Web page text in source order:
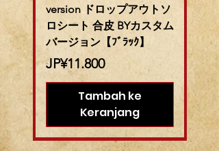
version ドロップアウトソ
ロシート 合皮 BYカスタム
バージョン【ﾌﾞﾗｯｸ】
Harga
JP¥11.800
Tambah ke
Keranjang